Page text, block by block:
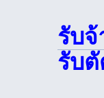
รับ
รับ